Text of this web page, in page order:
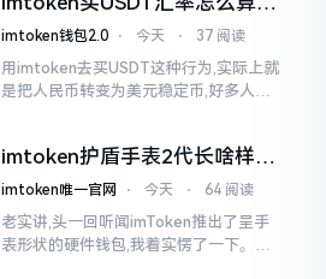
热锅上的蚂蚁,慌乱无措。
几点买最划算
imtoken钱包2.0 ⋅ 今天 ⋅ 37 阅读
用imtoken去买USDT这种行为,实际上就
是把人民币转变为美元稳定币,好多人在
低的状况
imtoken护盾手表2代长啥样？
真实上手体验分享
imtoken唯一官网 ⋅ 今天 ⋅ 64 阅读
老实讲,头一回听闻imToken推出了呈手
表形状的硬件钱包,我着实愣了一下。在c